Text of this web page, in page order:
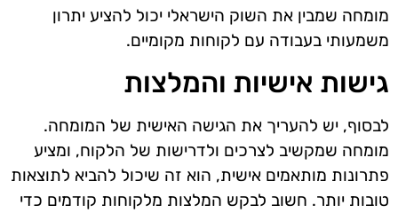
מומחה שמבין את השוק הישראלי יכול להציע יתרון
משמעותי בעבודה עם לקוחות מקומיים.
גישות אישיות והמלצות
לבסוף, יש להעריך את הגישה האישית של המומחה.
מומחה שמקשיב לצרכים ולדרישות של הלקוח, ומציע
פתרונות מותאמים אישית, הוא זה שיכול להביא לתוצאות
טובות יותר. חשוב לבקש המלצות מלקוחות קודמים כדי